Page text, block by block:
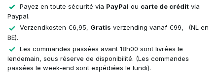
Payez en toute sécurité via PayPal ou carte de crédit via
Paypal.
Verzendkosten €6,95, Gratis verzending vanaf €99,- (NL en
BE).
Les commandes passées avant 18h00 sont livrées le
lendemain, sous réserve de disponibilité. (Les commandes
passées le week-end sont expédiées le lundi).